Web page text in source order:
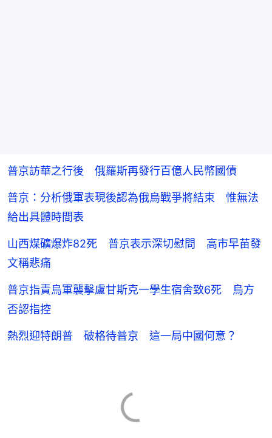
普京訪華之行後 俄羅斯再發行百億人民幣國債
普京：分析俄軍表現後認為俄烏戰爭將結束 惟無法
給出具體時間表
山西煤礦爆炸82死 普京表示深切慰問 高市早苗發
文稱悲痛
普京指責烏軍襲擊盧甘斯克一學生宿舍致6死 烏方
否認指控
熱烈迎特朗普 破格待普京 這一局中國何意？